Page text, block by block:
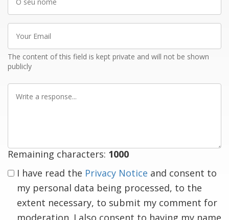
seu
Email
The content of this field is kept private and will not be shown
publicly
Remaining characters: 1000
I have read the Privacy Notice and consent to
my personal data being processed, to the
extent necessary, to submit my comment for
moderation. I also consent to having my name